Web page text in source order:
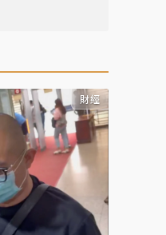
財經